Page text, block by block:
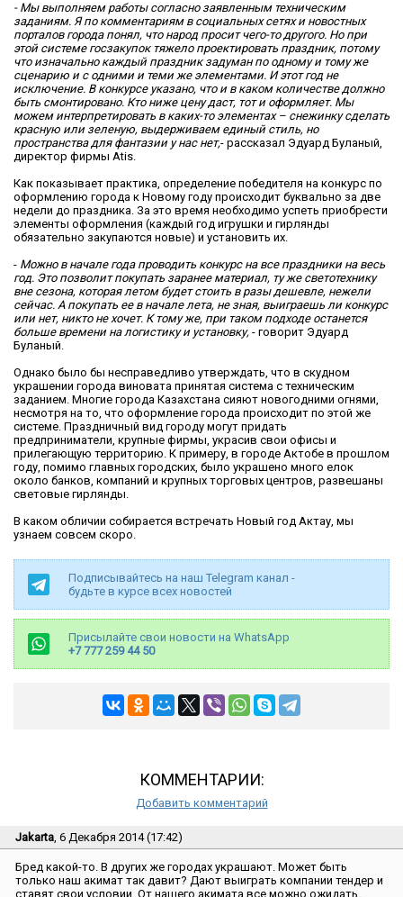
- Мы выполняем работы согласно заявленным техническим
заданиям. Я по комментариям в социальных сетях и новостных
порталов города понял, что народ просит чего-то другого. Но при
этой системе госзакупок тяжело проектировать праздник, потому
что изначально каждый праздник задуман по одному и тому же
сценарию и с одними и теми же элементами. И этот год не
исключение. В конкурсе указано, что и в каком количестве должно
быть смонтировано. Кто ниже цену даст, тот и оформляет. Мы
можем интерпретировать в каких-то элементах – снежинку сделать
красную или зеленую, выдерживаем единый стиль, но
пространства для фантазии у нас нет,- рассказал Эдуард Буланый,
директор фирмы Atis.
Как показывает практика, определение победителя на конкурс по
оформлению города к Новому году происходит буквально за две
недели до праздника. За это время необходимо успеть приобрести
элементы оформления (каждый год игрушки и гирлянды
обязательно закупаются новые) и установить их.
- Можно в начале года проводить конкурс на все праздники на весь
год. Это позволит покупать заранее материал, ту же светотехнику
вне сезона, которая летом будет стоить в разы дешевле, нежели
сейчас. А покупать ее в начале лета, не зная, выиграешь ли конкурс
или нет, никто не хочет. К тому же, при таком подходе останется
больше времени на логистику и установку, - говорит Эдуард
Буланый.
Однако было бы несправедливо утверждать, что в скудном
украшении города виновата принятая система с техническим
заданием. Многие города Казахстана сияют новогодними огнями,
несмотря на то, что оформление города происходит по этой же
системе. Праздничный вид городу могут придать
предприниматели, крупные фирмы, украсив свои офисы и
прилегающую территорию. К примеру, в городе Актобе в прошлом
году, помимо главных городских, было украшено много елок
около банков, компаний и крупных торговых центров, развешаны
световые гирлянды.
В каком обличии собирается встречать Новый год Актау, мы
узнаем совсем скоро.
Подписывайтесь на наш Telegram канал -
будьте в курсе всех новостей
Присылайте свои новости на WhatsApp
+7 777 259 44 50
КОММЕНТАРИИ:
Добавить комментарий
Jakarta, 6 Декабря 2014 (17:42)
Бред какой-то. В других же городах украшают. Может быть
только наш акимат так давит? Дают выиграть компании тендер и
ставят свои условии. От нашего акимата все можно ожидать.